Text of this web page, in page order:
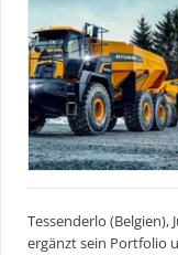
Tessenderlo
ergänzt sein Portfolio